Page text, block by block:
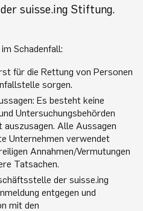
suisse.ing Stiftung.
Schadenfall:
für die Rettung von Personen
sorgen.
Es besteht keine
Untersuchungsbehörden
Alle Aussagen
Unternehmen verwendet
Annahmen/Vermutungen
Tatsachen.
der suisse.ing
entgegen und
mit den